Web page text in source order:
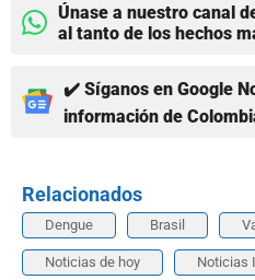
Únase a nuestro canal
al tanto de los hechos
✔️ Síganos en Google
información de
Relacionados
Dengue Brasil
Noticias de hoy Noticias